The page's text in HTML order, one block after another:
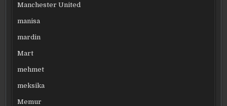
Manchester United
manisa
mardin
Mart
mehmet
meksika
Memur